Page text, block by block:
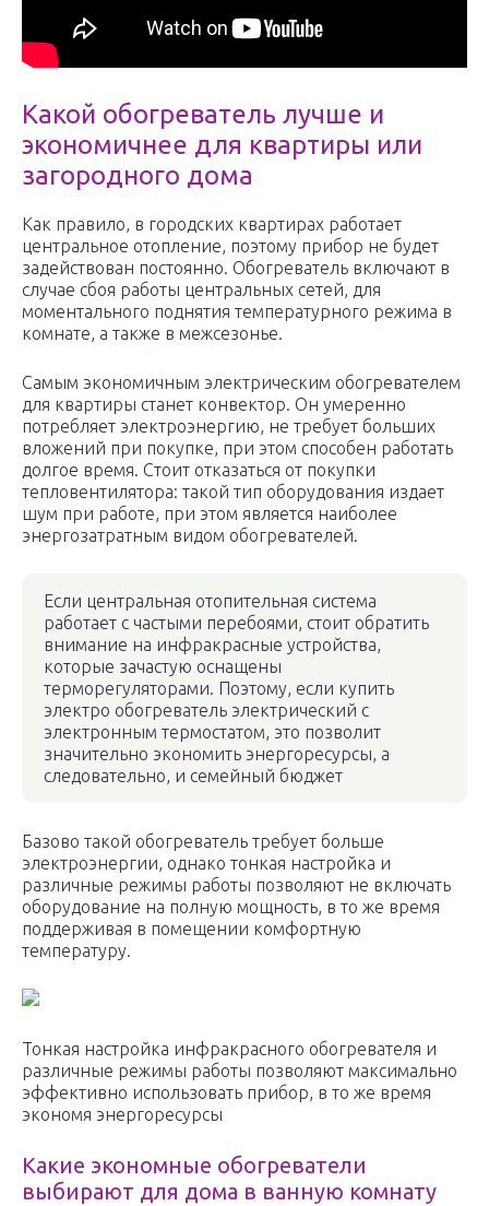
Какой обогреватель лучше и
экономичнее для квартиры или
загородного дома
Как правило, в городских квартирах работает
центральное отопление, поэтому прибор не будет
задействован постоянно. Обогреватель включают в
случае сбоя работы центральных сетей, для
моментального поднятия температурного режима в
комнате, а также в межсезонье.
Самым экономичным электрическим обогревателем
для квартиры станет конвектор. Он умеренно
потребляет электроэнергию, не требует больших
вложений при покупке, при этом способен работать
долгое время. Стоит отказаться от покупки
тепловентилятора: такой тип оборудования издает
шум при работе, при этом является наиболее
энергозатратным видом обогревателей.
Если центральная отопительная система
работает с частыми перебоями, стоит обратить
внимание на инфракрасные устройства,
которые зачастую оснащены
терморегуляторами. Поэтому, если купить
электро обогреватель электрический с
электронным термостатом, это позволит
значительно экономить энергоресурсы, а
следовательно, и семейный бюджет
Базово такой обогреватель требует больше
электроэнергии, однако тонкая настройка и
различные режимы работы позволяют не включать
оборудование на полную мощность, в то же время
поддерживая в помещении комфортную
температуру.
Тонкая настройка инфракрасного обогревателя и
различные режимы работы позволяют максимально
эффективно использовать прибор, в то же время
экономя энергоресурсы
Какие экономные обогреватели
выбирают для дома в ванную комнату